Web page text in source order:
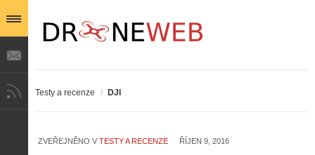
Testy a recenze / DJI
ZVEŘEJNĚNO V TESTY A RECENZE ŘÍJEN 9, 2016